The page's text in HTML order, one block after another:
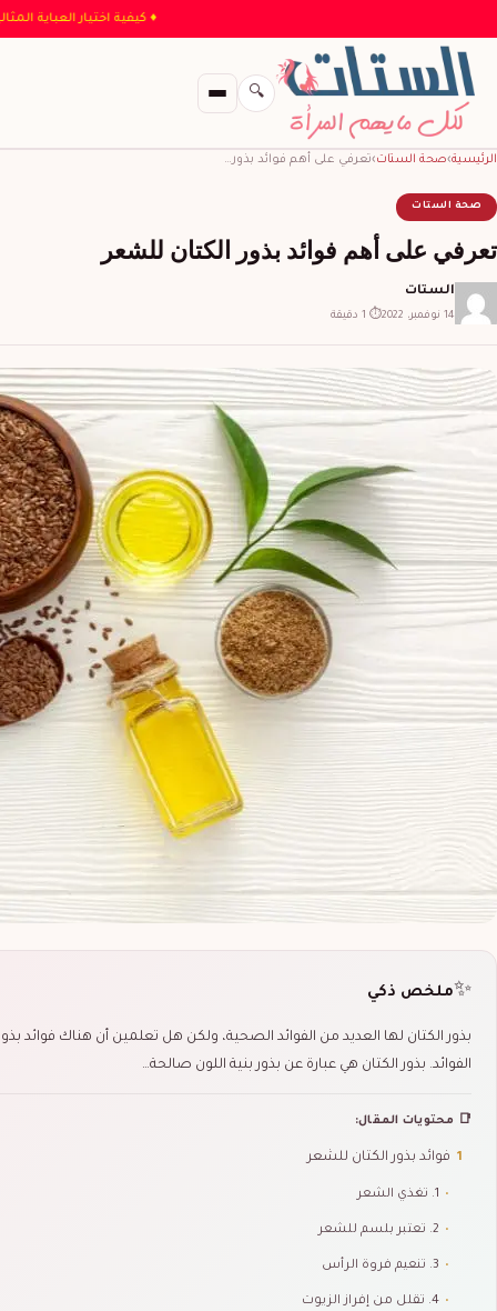
♦ كيفية اختيار
🔍
الرئيسية›صحة الستات›تعرفي على أهم فوائد بذور…
صحة الستات
تعرفي على أهم فوائد بذور الكتان للشعر
الستات
14 نوفمبر، 2022 ⏱ 1 دقيقة
✨ملخص ذكي
بذور الكتان لها العديد من الفوائد الصحية، ولكن هل تعلمين أن هناك
الفوائد. بذور الكتان هي عبارة عن بذور بنية اللون صالحة…
📑 محتويات المقال:
1 فوائد بذور الكتان للشعر
• 1. تغذي الشعر
• 2. تعتبر بلسم للشعر
• 3. تنعيم فروة الرأس
• 4. تقلل من إفراز الزيوت